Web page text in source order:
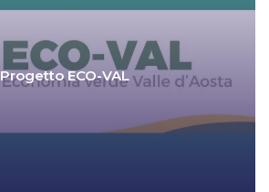
Progetto ECO-VAL